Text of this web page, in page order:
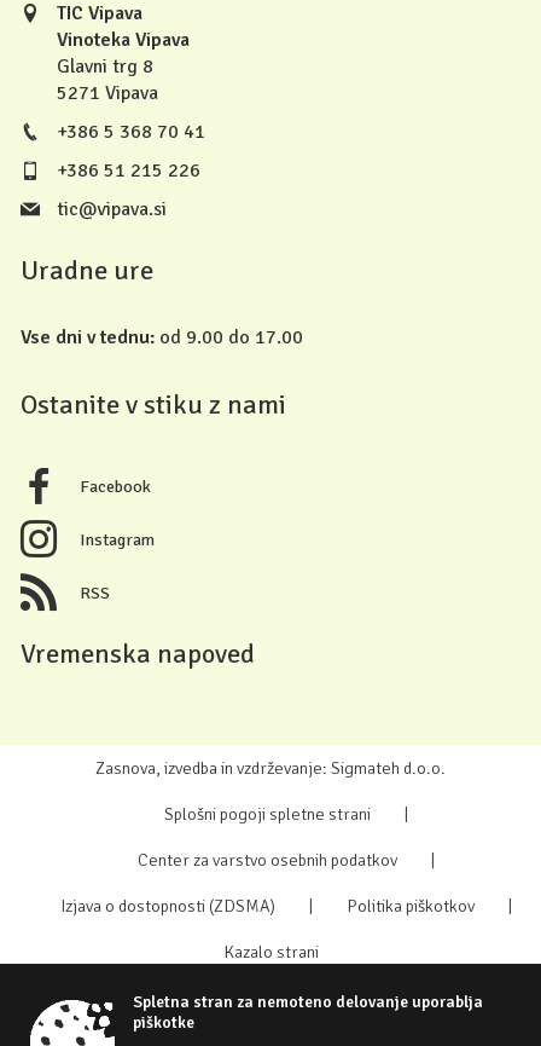
TIC Vipava
Vinoteka Vipava
Glavni trg 8
5271 Vipava
+386 5 368 70 41
+386 51 215 226
tic@vipava.si
Uradne ure
Vse dni v tednu: od 9.00 do 17.00
Ostanite v stiku z nami
Facebook
Instagram
RSS
Vremenska napoved
Zasnova, izvedba in vzdrževanje: Sigmateh d.o.o.
Splošni pogoji spletne strani
Center za varstvo osebnih podatkov
Izjava o dostopnosti (ZDSMA) Politika piškotkov
Kazalo strani
Spletna stran za nemoteno delovanje uporablja
piškotke